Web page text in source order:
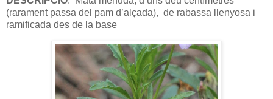
(rarament passa del pam d’alçada), de rabassa llenyosa i
ramificada des de la base